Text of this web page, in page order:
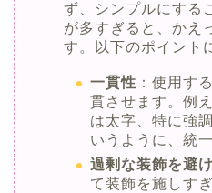
ず、シンプルにする
が多すぎると、かえ
す。以下のポイント
一貫性 ：使用す
貫させます。例
は太字、特に強
いうように、統
過剰な装飾を避
て装飾を施しす